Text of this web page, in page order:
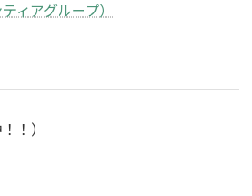
ィアグループ）
！）